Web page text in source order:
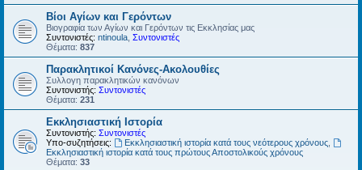
Βίοι Αγίων και Γερόντων
Βιογραφία των Αγίων και Γερόντων τις Εκκλησίας μας
Συντονιστές: ntinoula Συντονιστές
Θέματα: 837
Παρακλητικοί Κανόνες-Ακολουθίες
Συλλογη παρακλητικών κανόνων
Συντονιστής: Συντονιστές
Θέματα: 231
Εκκλησιαστική Ιστορία
Συντονιστής: Συντονιστές
Υπο-συζητήσεις:
Εκκλησιαστική ιστορία κατά τους νεότερους χρόνους,
Εκκλησιαστική ιστορία κατά τους πρώτους Αποστολικούς χρόνους
Θέματα: 33